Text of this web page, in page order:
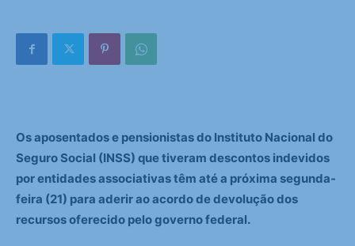
Os aposentados e pensionistas do Instituto Nacional do
Seguro Social (INSS) que tiveram descontos indevidos
por entidades associativas têm até a próxima segunda-
feira (21) para aderir ao acordo de devolução dos
recursos oferecido pelo governo federal.